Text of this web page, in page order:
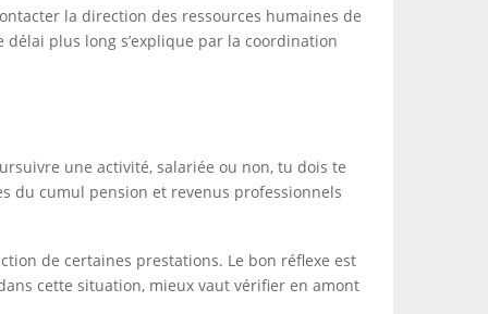
la direction des ressources humaines de
plus long s’explique par la coordination
une activité, salariée ou non, tu dois te
du cumul pension et revenus professionnels
de certaines prestations. Le bon réflexe est
cette situation, mieux vaut vérifier en amont